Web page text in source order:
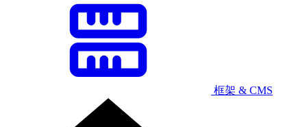
框架 & CMS